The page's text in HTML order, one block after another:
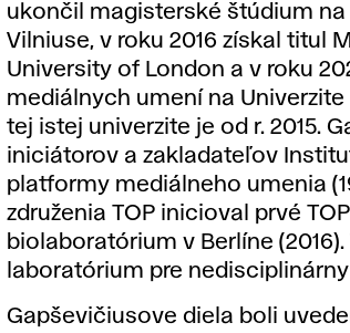
ukončil magisterské štúdium
Vilniuse, v roku 2016 získal titul
University of London a v roku
mediálnych umení na Univerzite
tej istej univerzite je od r. 2015.
iniciátorov a zakladateľov
platformy mediálneho umenia
združenia TOP inicioval prvé
biolaboratórium v Berlíne
laboratórium pre
Gapševičiusove diela boli